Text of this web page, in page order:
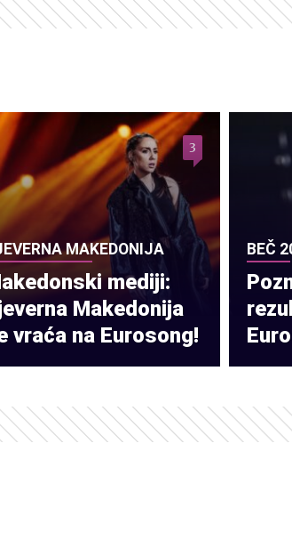
MAKEDONIJA
mediji:
Makedonija
vraća na Eurosong!
3
BEČ